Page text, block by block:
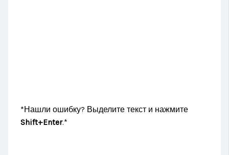
*Нашли ошибку? Выделите текст и нажмите
Shift+Enter.*